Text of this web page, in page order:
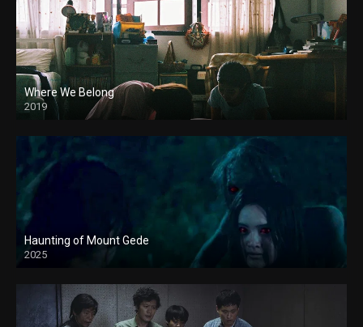
Where We Belong
2019
Haunting of Mount Gede
2025